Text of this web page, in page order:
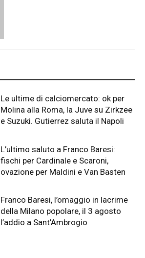
Le ultime di calciomercato: ok per
Molina alla Roma, la Juve su Zirkzee
e Suzuki. Gutierrez saluta il Napoli
L’ultimo saluto a Franco Baresi:
fischi per Cardinale e Scaroni,
ovazione per Maldini e Van Basten
Franco Baresi, l’omaggio in lacrime
della Milano popolare, il 3 agosto
l’addio a Sant’Ambrogio